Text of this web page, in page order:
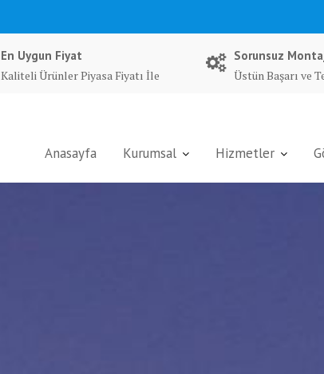
En Uygun Fiyat
Kaliteli Ürünler Piyasa Fiyatı İle
Sorunsuz
Üstün Başarı ve
Anasayfa Kurumsal Hizmetler